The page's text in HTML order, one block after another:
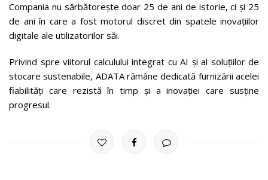
Compania nu sărbătorește doar 25 de ani de istorie, ci și 25
de ani în care a fost motorul discret din spatele inovațiilor
digitale ale utilizatorilor săi.
Privind spre viitorul calculului integrat cu AI și al soluțiilor de
stocare sustenabile, ADATA rămâne dedicată furnizării acelei
fiabilități care rezistă în timp și a inovației care susține
progresul.